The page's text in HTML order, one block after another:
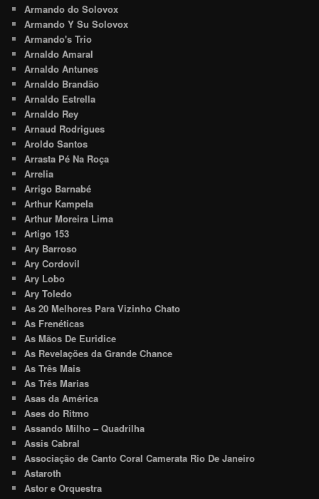
Armando do Solovox
Armando Y Su Solovox
Armando's Trio
Arnaldo Amaral
Arnaldo Antunes
Arnaldo Brandão
Arnaldo Estrella
Arnaldo Rey
Arnaud Rodrigues
Aroldo Santos
Arrasta Pé Na Roça
Arrelia
Arrigo Barnabé
Arthur Kampela
Arthur Moreira Lima
Artigo 153
Ary Barroso
Ary Cordovil
Ary Lobo
Ary Toledo
As 20 Melhores Para Vizinho Chato
As Frenéticas
As Mãos De Euridice
As Revelações da Grande Chance
As Três Mais
As Três Marias
Asas da América
Ases do Ritmo
Assando Milho – Quadrilha
Assis Cabral
Associação de Canto Coral Camerata Rio De Janeiro
Astaroth
Astor e Orquestra